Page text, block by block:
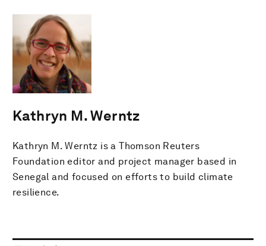
Kathryn M. Werntz
Kathryn M. Werntz is a Thomson Reuters
Foundation editor and project manager based in
Senegal and focused on efforts to build climate
resilience.